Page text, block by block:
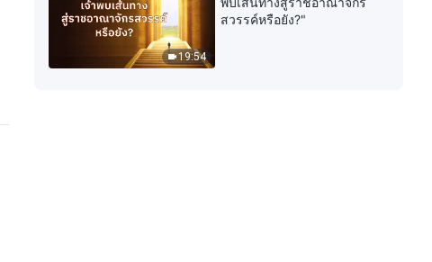
พระวจนะของพระเจ้าประจำวัน:
การเปิดโปงความเสื่อมทรามของ
มวลมนุษย์ | บทตัดตอน 334
19:54
สวรรค์หรือยัง?"